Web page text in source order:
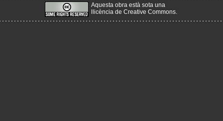
Aquesta obra està sota una
llicència de Creative Commons.